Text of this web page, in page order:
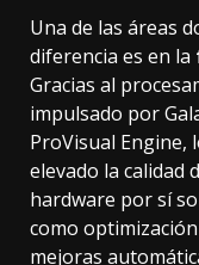
Una de las áreas
diferencia es en la
Gracias al
impulsado por
ProVisual Engine,
elevado la calidad
hardware por sí
como
mejoras